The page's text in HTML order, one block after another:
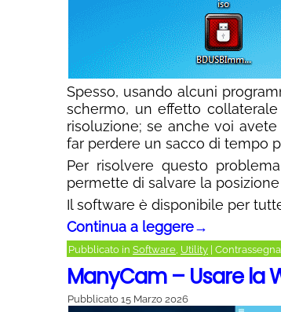
Spesso, usando alcuni
schermo, un effetto
risoluzione; se anche voi
far perdere un sacco di tempo
Per risolvere questo
permette di salvare la
Il software è disponibile per
Continua a leggere→
Pubblicato in Software, Utility
ManyCam – Usare la
Pubblicato 15 Marzo 2026